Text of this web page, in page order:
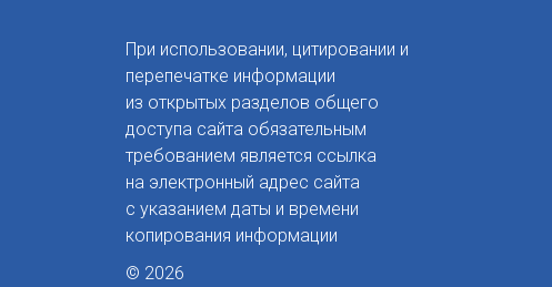
При использовании, цитировании и
перепечатке информации
из открытых разделов общего
доступа сайта обязательным
требованием является ссылка
на электронный адрес сайта
с указанием даты и времени
копирования информации
© 2026